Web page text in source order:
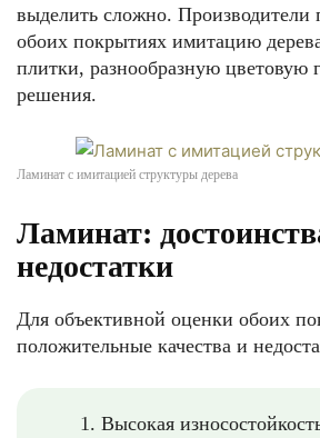
выделить сложно. Производители
обоих покрытиях имитацию
плитки, разнообразную цветовую
решения.
Ламинат с имитацией структуры дерева
Ламинат:
недостатки
Для объективной оценки обоих
положительные качества и
Высокая